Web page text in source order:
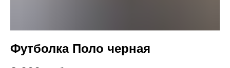
Футболка Поло черная